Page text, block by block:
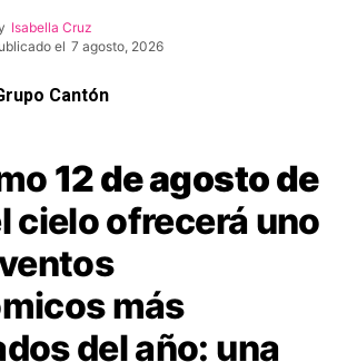
Isabella Cruz
el 7 agosto, 2026
Cantón
12 de agosto de
cielo ofrecerá uno
más
del año: una